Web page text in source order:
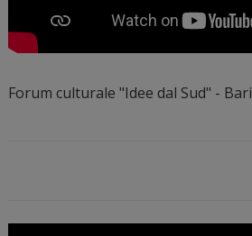
Forum culturale "Idee dal Sud" - Bari